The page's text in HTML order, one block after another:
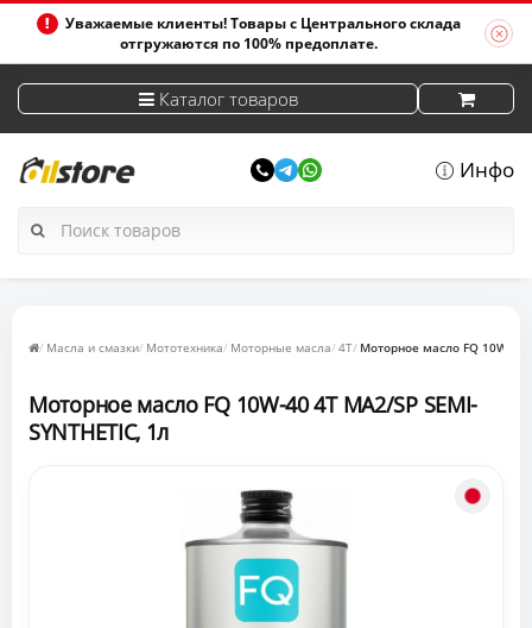
Уважаемые клиенты! Товары с Центрального склада
отгружаются по 100% предоплате.
Каталог товаров
Инфо
Масла и смазки Мототехника Моторные масла 4T Моторное масло FQ 10W-40
Моторное масло FQ 10W-40 4T MA2/SP SEMI-
SYNTHETIC, 1л